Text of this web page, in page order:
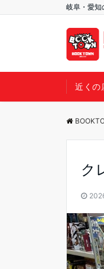
岐阜・愛知
近くの
ク